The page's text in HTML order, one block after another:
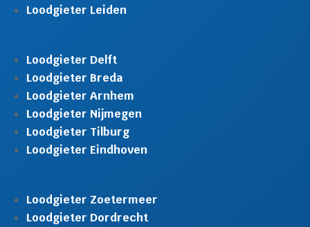
Loodgieter Leiden
Loodgieter Delft
Loodgieter Breda
Loodgieter Arnhem
Loodgieter Nijmegen
Loodgieter Tilburg
Loodgieter Eindhoven
Loodgieter Zoetermeer
Loodgieter Dordrecht